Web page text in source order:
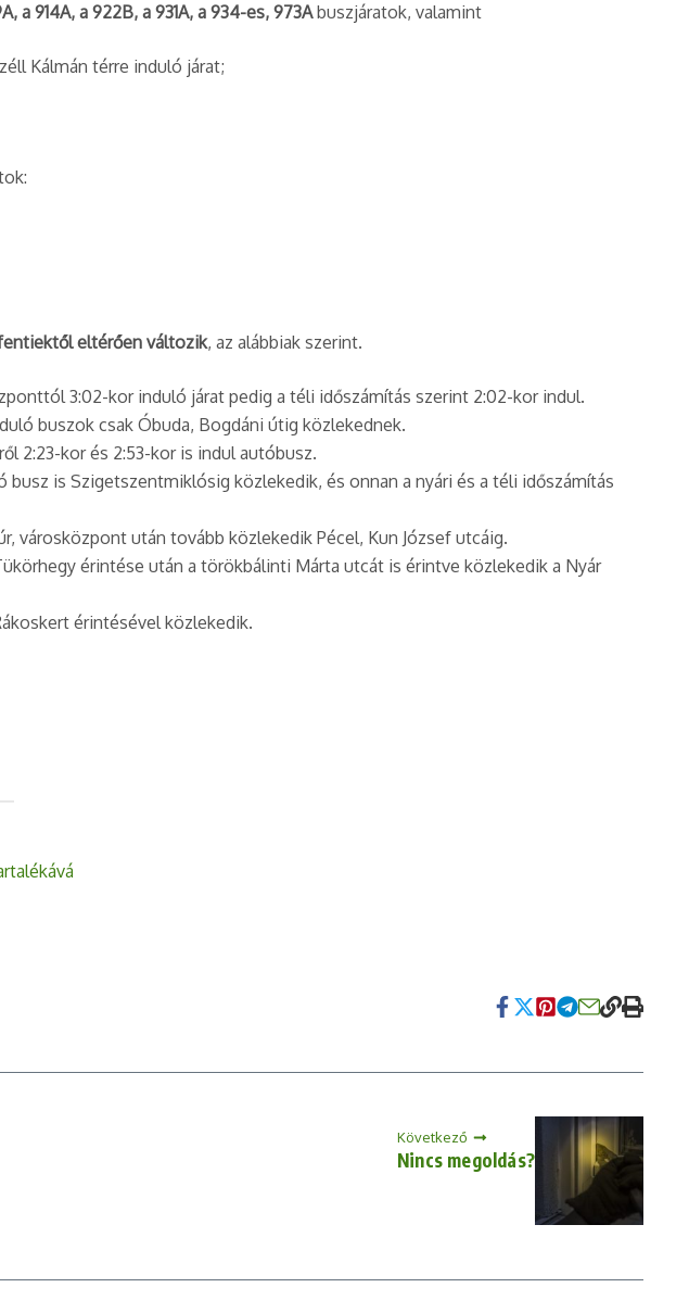
a 914A, a 922B, a 931A, a 934-es, 973Abuszjáratok, valamint
Kálmán térre induló járat;
eltérően változik, az alábbiak szerint.
3:02-kor induló járat pedig a téli időszámítás szerint 2:02-kor indul.
buszok csak Óbuda, Bogdáni útig közlekednek.
2:23-kor és 2:53-kor is indul autóbusz.
is Szigetszentmiklósig közlekedik, és onnan a nyári és a téli időszámítás
városközpont után tovább közlekedik Pécel, Kun József utcáig.
érintése után a törökbálinti Márta utcát is érintve közlekedik a Nyár
érintésével közlekedik.
Következő
Nincs megoldás?